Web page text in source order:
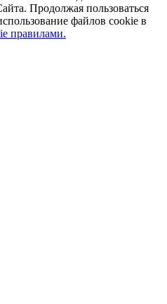
Продолжая пользоваться
файлов cookie в
правилами.